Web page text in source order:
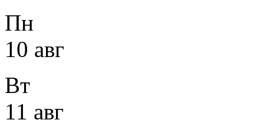
Пн
10 авг
Вт
11 авг